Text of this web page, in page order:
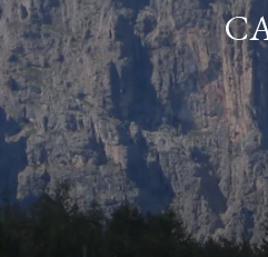
Home Luoghi ALPE DI